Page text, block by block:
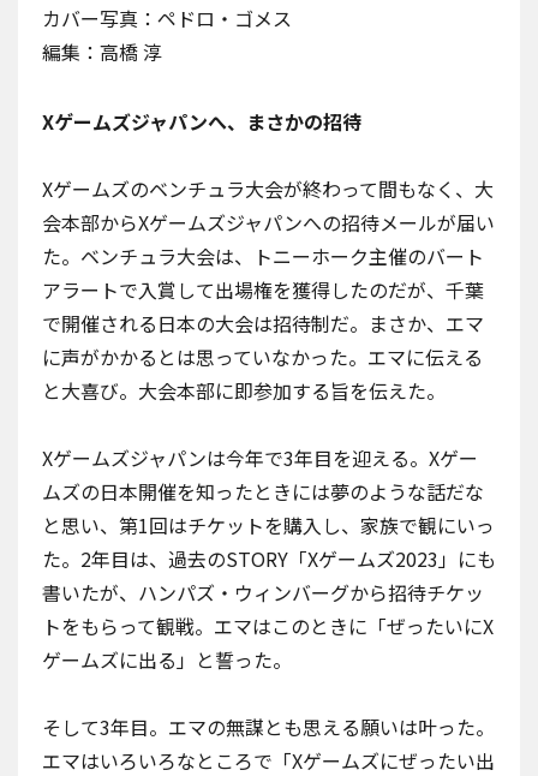
カバー写真：ペドロ・ゴメス
編集：高橋 淳
Xゲームズジャパンへ、まさかの招待
Xゲームズのベンチュラ大会が終わって間もなく、大
会本部からXゲームズジャパンへの招待メールが届い
た。ベンチュラ大会は、
トニーホーク主催のバート
アラートで入賞して出場権を獲得したのだが、千葉
で開催される日本の大会は招待制だ。まさか、エマ
に声がかかるとは思っていなかった。エマに伝える
と大喜び。大会本部に即参加する旨を伝えた。
Xゲームズジャパンは今年で3年目を迎える。Xゲー
ムズの日本開催を知ったときには夢のような話だな
と思い、第1回はチケットを購入し、家族で観にいっ
た。2年目は、 過去のSTORY「Xゲームズ2023」 にも
書いたが、ハンパズ・ウィンバーグから招待チケッ
トをもらって観戦。エマはこのときに「ぜったいにX
ゲームズに出る」と誓った。
そして3年目。エマの無謀とも思える願いは叶った。
エマはいろいろなところで「Xゲームズにぜったい出